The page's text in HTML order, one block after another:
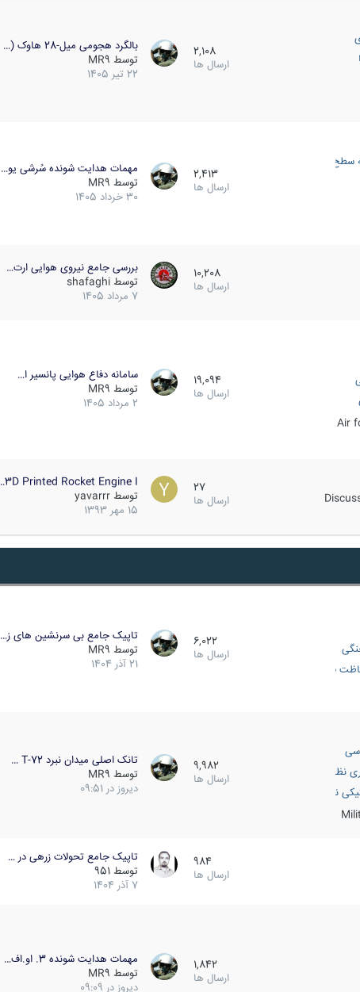
2,108
ارسال ها
بالگرد هجومی میل-28 هاوک (…
توسط MR9
22 تیر 1405
سطح
2,413
ارسال ها
مهمات هدایت شونده سُرشی یو…
توسط MR9
30 خرداد 1405
10,208
ارسال ها
بررسی جامع نیروی هوایی ارت…
توسط shafaghi
7 مرداد 1405
Air
19,094
ارسال ها
سامانه دفاع هوایی پانسیر ا…
توسط MR9
2 مرداد 1405
27
ارسال ها
3D Printed Rocket Engine I…
توسط yavarrr
15 مهر 1393
فعال
6,022
ارسال ها
تاپیک جامع بی سرنشین های ز…
توسط MR9
21 آذر 1404
نظامی
نظامی
9,982
ارسال ها
تانک اصلی میدان نبرد T-72 …
توسط MR9
دیروز در 09:51
984
ارسال ها
تاپیک جامع تحولات زرهی در …
توسط 951
7 آذر 1404
1,842
ارسال ها
مهمات هدایت شونده 3. او.اف…
توسط MR9
دیروز در 09:09